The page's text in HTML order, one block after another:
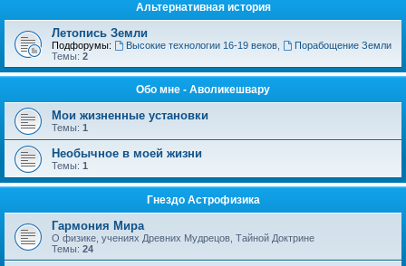
Альтернативная история
Летопись Земли
Подфорумы: Высокие технологии 16-19 веков,
Порабощение Земли
Темы: 2
Обо мне - Аволикешвару
Мои жизненные установки
Темы: 1
Необычное в моей жизни
Темы: 1
Гнездо Астрофизика
Гармония Мира
О физике, учениях Древних Мудрецов, Тайной Доктрине
Темы: 24